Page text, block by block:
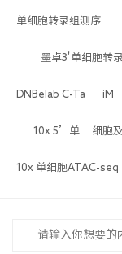
单细胞转录组测序
 墨卓3'单细胞转录
DNBelab C-
 10x 5’单细
10x 单细胞ATAC-seq 